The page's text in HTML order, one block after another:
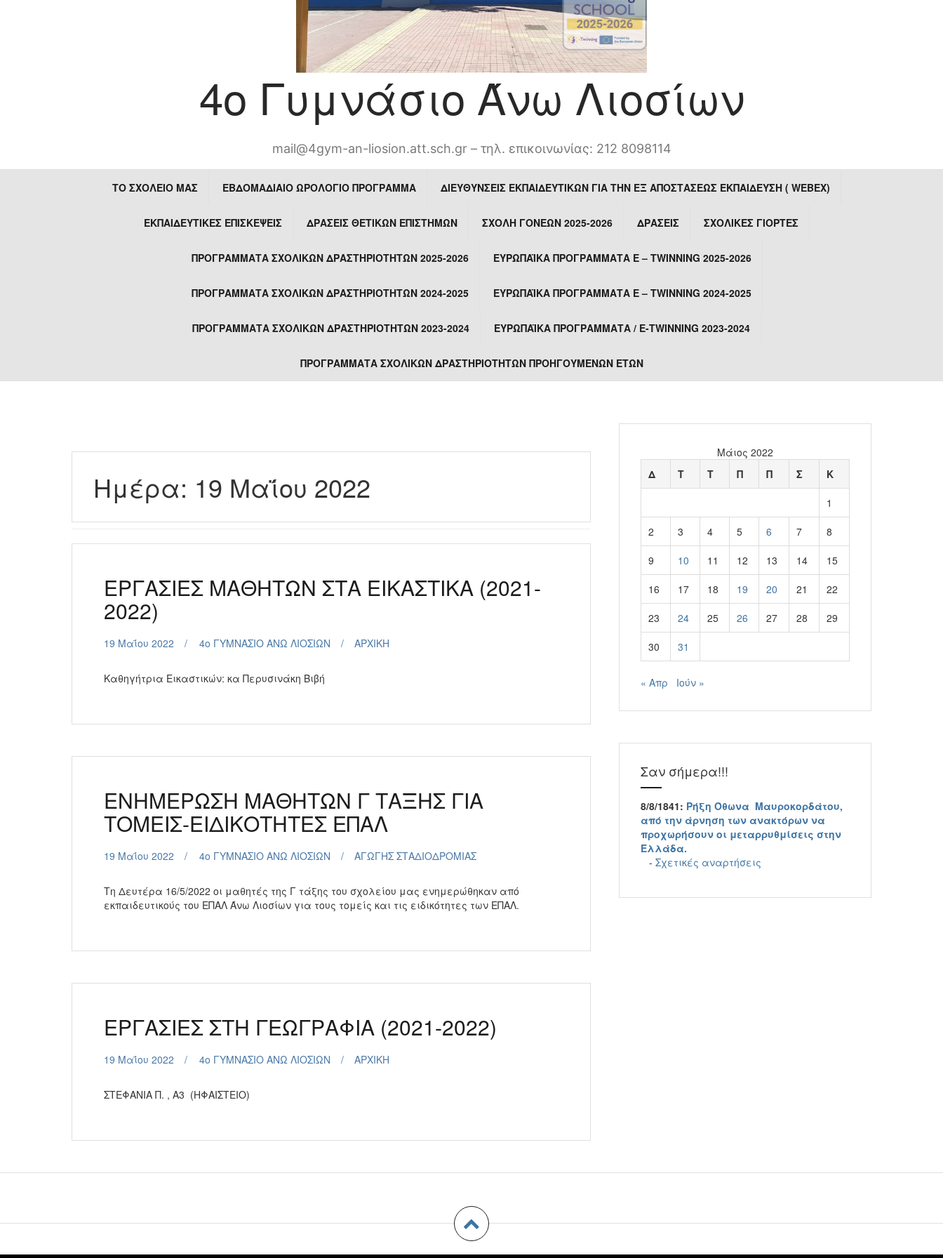
4ο Γυμνάσιο Άνω Λιοσίων
mail@4gym-an-liosion.att.sch.gr – τηλ. επικοινωνίας: 212 8098114
ΤΟ ΣΧΟΛΕΊΟ ΜΑΣ ΕΒΔΟΜΑΔΙΑΙΟ ΩΡΟΛΟΓΙΟ ΠΡΟΓΡΑΜΜΑ ΔΙΕΥΘΎΝΣΕΙΣ ΕΚΠΑΙΔΕΥΤΙΚΏΝ ΓΙΑ ΤΗΝ ΕΞ ΑΠΟΣΤΆΣΕΩΣ ΕΚΠΑΊΔΕΥΣΗ ( WEBEX)
ΕΚΠΑΙΔΕΥΤΙΚΈΣ ΕΠΙΣΚΈΨΕΙΣ ΔΡΆΣΕΙΣ ΘΕΤΙΚΏΝ ΕΠΙΣΤΗΜΏΝ ΣΧΟΛΉ ΓΟΝΈΩΝ 2025-2026 ΔΡΆΣΕΙΣ ΣΧΟΛΙΚΈΣ ΓΙΟΡΤΈΣ
ΠΡΟΓΡΆΜΜΑΤΑ ΣΧΟΛΙΚΏΝ ΔΡΑΣΤΗΡΙΟΤΉΤΩΝ 2025-2026 ΕΥΡΩΠΑΪΚΆ ΠΡΟΓΡΆΜΜΑΤΑ E – TWINNING 2025-2026
ΠΡΟΓΡΆΜΜΑΤΑ ΣΧΟΛΙΚΏΝ ΔΡΑΣΤΗΡΙΟΤΉΤΩΝ 2024-2025 ΕΥΡΩΠΑΪΚΆ ΠΡΟΓΡΆΜΜΑΤΑ E – TWINNING 2024-2025
ΠΡΟΓΡΆΜΜΑΤΑ ΣΧΟΛΙΚΏΝ ΔΡΑΣΤΗΡΙΟΤΉΤΩΝ 2023-2024 ΕΥΡΩΠΑΪΚΆ ΠΡΟΓΡΆΜΜΑΤΑ / Ε-TWINNING 2023-2024
ΠΡΟΓΡΑΜΜΑΤΑ ΣΧΟΛΙΚΩΝ ΔΡΑΣΤΗΡΙΟΤΗΤΩΝ ΠΡΟΗΓΟΥΜΕΝΩΝ ΕΤΩΝ
Ημέρα: 19 Μαΐου 2022
ΕΡΓΑΣΙΕΣ ΜΑΘΗΤΩΝ ΣΤΑ ΕΙΚΑΣΤΙΚΑ (2021-
2022)
19 Μαΐου 2022 4ο ΓΥΜΝΑΣΙΟ ΑΝΩ ΛΙΟΣΙΩΝ ΑΡΧΙΚΗ
Καθηγήτρια Εικαστικών: κα Περυσινάκη Βιβή
ΕΝΗΜΕΡΩΣΗ ΜΑΘΗΤΩΝ Γ ΤΑΞΗΣ ΓΙΑ
ΤΟΜΕΙΣ-ΕΙΔΙΚΟΤΗΤΕΣ ΕΠΑΛ
19 Μαΐου 2022 4ο ΓΥΜΝΑΣΙΟ ΑΝΩ ΛΙΟΣΙΩΝ ΑΓΩΓΗΣ ΣΤΑΔΙΟΔΡΟΜΙΑΣ
Τη Δευτέρα 16/5/2022 οι μαθητές της Γ τάξης του σχολείου μας ενημερώθηκαν από
εκπαιδευτικούς του ΕΠΑΛ Άνω Λιοσίων για τους τομείς και τις ειδικότητες των ΕΠΑΛ.
ΕΡΓΑΣΙΕΣ ΣΤΗ ΓΕΩΓΡΑΦΙΑ (2021-2022)
19 Μαΐου 2022 4ο ΓΥΜΝΑΣΙΟ ΑΝΩ ΛΙΟΣΙΩΝ ΑΡΧΙΚΗ
ΣΤΕΦΑΝΙΑ Π. , Α3 (ΗΦΑΙΣΤΕΙΟ)
Μάιος 2022
Δ
Τ Τ Π Π Σ Κ
1
2 3 4 5 6 7 8
9 10 11 12 13 14 15
16 17 18 19 20 21 22
23 24 25 26 27 28 29
30 31
« Απρ Ιούν »
Σαν σήμερα!!!
8/8/1841: Ρήξη Όθωνα  Μαυροκορδάτου,
από την άρνηση των ανακτόρων να
προχωρήσουν οι μεταρρυθμίσεις στην
Ελλάδα.
- Σχετικές αναρτήσεις